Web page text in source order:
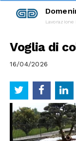
Voglia di
16/04/2026